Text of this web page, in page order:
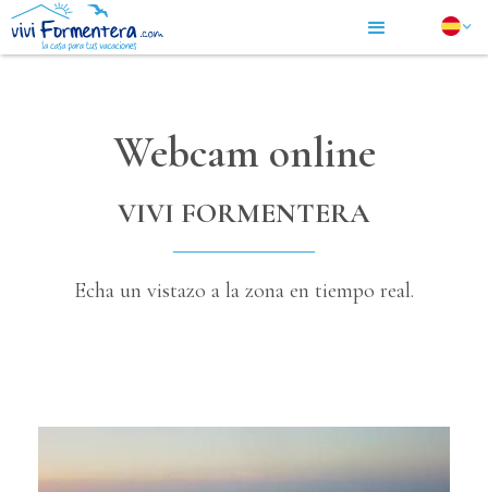
Webcam online
VIVI FORMENTERA
Echa un vistazo a la zona en tiempo real.